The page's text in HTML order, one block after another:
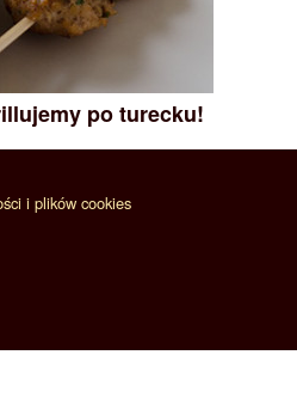
po turecku!
i plików cookies